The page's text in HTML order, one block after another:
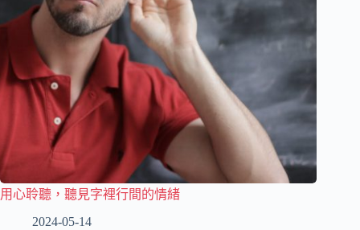
用心聆聽，聽見字裡行間的情緒
2024-05-14